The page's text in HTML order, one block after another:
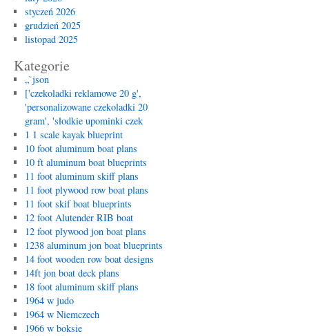
styczeń 2026
grudzień 2025
listopad 2025
Kategorie
„`json
['czekoladki reklamowe 20 g',
'personalizowane czekoladki 20
gram', 'słodkie upominki czek
1 1 scale kayak blueprint
10 foot aluminum boat plans
10 ft aluminum boat blueprints
11 foot aluminum skiff plans
11 foot plywood row boat plans
11 foot skif boat blueprints
12 foot Alutender RIB boat
12 foot plywood jon boat plans
1238 aluminum jon boat blueprints
14 foot wooden row boat designs
14ft jon boat deck plans
18 foot aluminum skiff plans
1964 w judo
1964 w Niemczech
1966 w boksie